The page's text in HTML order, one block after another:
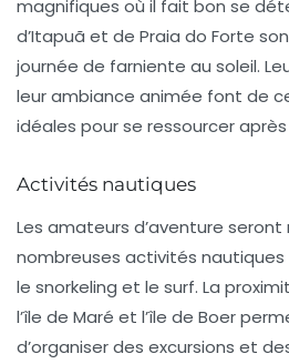
magnifiques où il fait bon se
d’Itapuã et de Praia do Forte
journée de farniente au soleil.
leur ambiance animée font de
idéales pour se ressourcer
Activités nautiques
Les amateurs d’aventure seront
nombreuses activités nautiques
le snorkeling et le surf. La
l’île de Maré et l’île de Boer
d’organiser des excursions et